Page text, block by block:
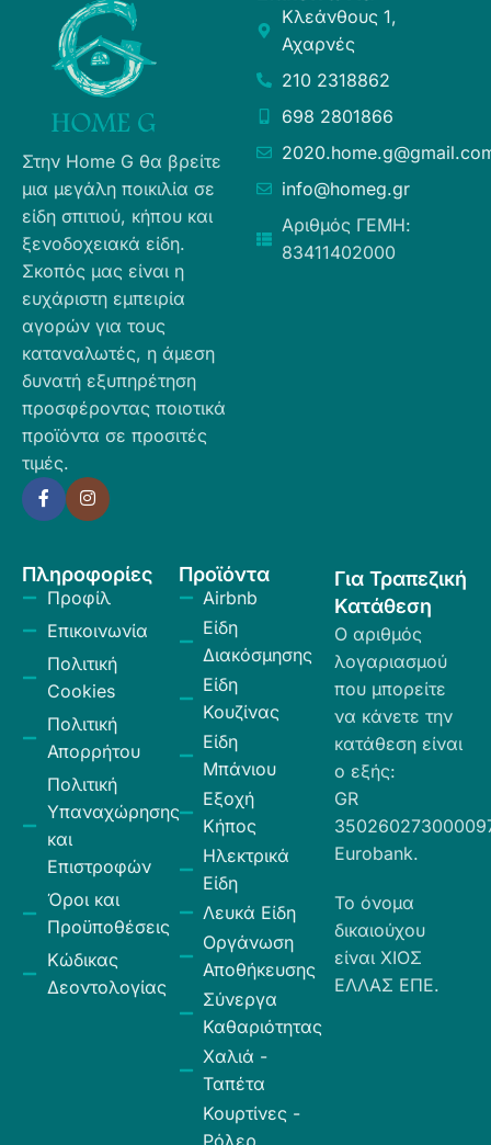
Στην Home G θα βρείτε
μια μεγάλη ποικιλία σε
είδη σπιτιού, κήπου και
ξενοδοχειακά είδη.
Σκοπός μας είναι η
ευχάριστη εμπειρία
αγορών για τους
καταναλωτές, η άμεση
δυνατή εξυπηρέτηση
προσφέροντας ποιοτικά
προϊόντα σε προσιτές
τιμές.
Κλεάνθους 1,
Αχαρνές
210 2318862
698 2801866
info@homeg.gr
Αριθμός ΓΕΜΗ:
83411402000
Πληροφορίες
Προφίλ
Επικοινωνία
Πολιτική
Cookies
Πολιτική
Απορρήτου
Πολιτική
Υπαναχώρησης
και
Επιστροφών
Όροι και
Προϋποθέσεις
Κώδικας
Δεοντολογίας
Προϊόντα
Airbnb
Είδη
Διακόσμησης
Είδη
Κουζίνας
Είδη
Μπάνιου
Εξοχή
Κήπος
Ηλεκτρικά
Είδη
Λευκά Είδη
Οργάνωση
Αποθήκευσης
Σύνεργα
Καθαριότητας
Χαλιά -
Ταπέτα
Κουρτίνες -
Ρόλερ
Για Τραπεζική
Κατάθεση
Ο αριθμός
λογαριασμού
που μπορείτε
να κάνετε την
κατάθεση είναι
ο εξής:
GR
Eurobank.
Το όνομα
δικαιούχου
είναι ΧΙΟΣ
ΕΛΛΑΣ ΕΠΕ.